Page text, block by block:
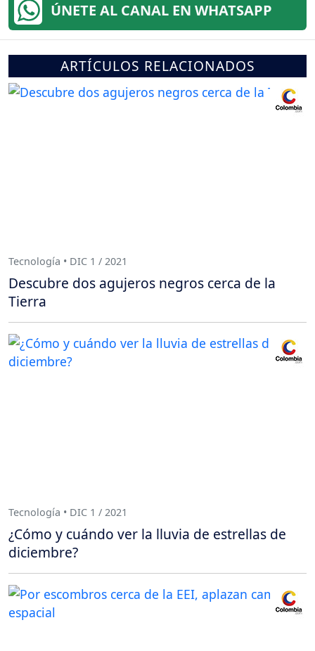
ÚNETE AL CANAL EN WHATSAPP
ARTÍCULOS RELACIONADOS
Tecnología • DIC 1 / 2021
Descubre dos agujeros negros cerca de la
Tierra
Tecnología • DIC 1 / 2021
¿Cómo y cuándo ver la lluvia de estrellas de
diciembre?